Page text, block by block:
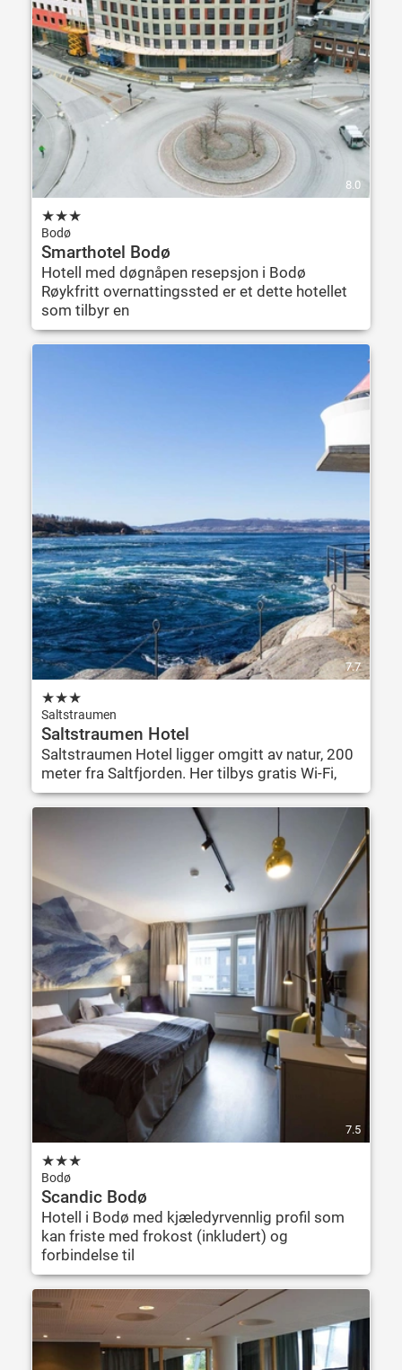
8.0
★★★
Bodø
Smarthotel Bodø
Hotell med døgnåpen resepsjon i Bodø
Røykfritt overnattingssted er et dette hotellet
som tilbyr en
7.7
★★★
Saltstraumen
Saltstraumen Hotel
Saltstraumen Hotel ligger omgitt av natur, 200
meter fra Saltfjorden. Her tilbys gratis Wi-Fi,
7.5
★★★
Bodø
Scandic Bodø
Hotell i Bodø med kjæledyrvennlig profil som
kan friste med frokost (inkludert) og
forbindelse til